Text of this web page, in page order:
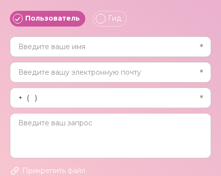
Пользователь Гид
Прикрепить файл